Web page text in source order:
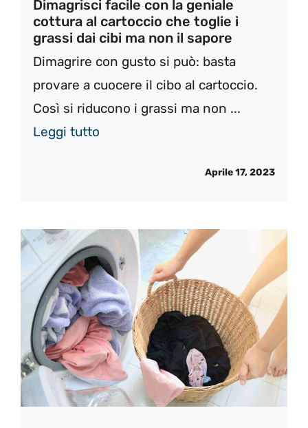
Dimagrisci facile con la geniale
cottura al cartoccio che toglie i
grassi dai cibi ma non il sapore
Dimagrire con gusto si può: basta
provare a cuocere il cibo al cartoccio.
Così si riducono i grassi ma non ...
Leggi tutto
Aprile 17, 2023